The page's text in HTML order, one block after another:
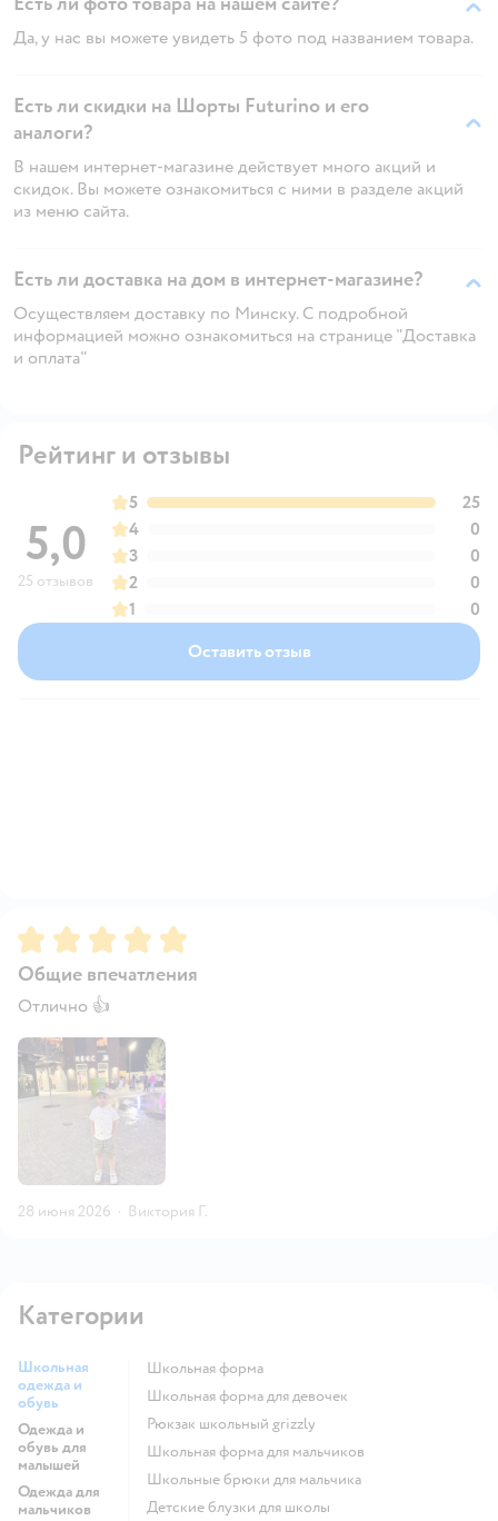
Да, у нас вы можете увидеть 5 фото под названием товара.
Есть ли скидки на Шорты Futurino и его
аналоги?
В нашем интернет-магазине действует много акций и
скидок. Вы можете ознакомиться с ними в разделе акций
из меню сайта.
Есть ли доставка на дом в интернет-магазине?
Осуществляем доставку по Минску. С подробной
информацией можно ознакомиться на странице "Доставка
и оплата"
Рейтинг и отзывы
5,0
25 отзывов
5
25
4
0
3
0
2
0
1
0
Оставить отзыв
Рейтинг:5
Общие впечатления
Отлично 👍
28 июня 2026 · Виктория Г.
Категории
Школьная
одежда и
обувь
Одежда и
обувь для
малышей
Одежда для
мальчиков
Школьная форма
Школьная форма для девочек
Рюкзак школьный grizzly
Школьная форма для мальчиков
Школьные брюки для мальчика
Детские блузки для школы